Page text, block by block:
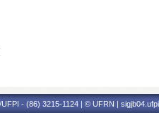
- (86) 3215-1124 | © UFRN |